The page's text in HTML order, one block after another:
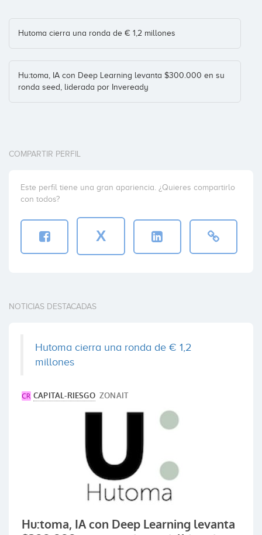
Hutoma cierra una ronda de € 1,2 millones
Hu:toma, IA con Deep Learning levanta $300.000 en su
ronda seed, liderada por Inveready
COMPARTIR PERFIL
Este perfil tiene una gran apariencia. ¿Quieres compartirlo
con todos?
X
NOTICIAS DESTACADAS
Hutoma cierra una ronda de € 1,2
millones